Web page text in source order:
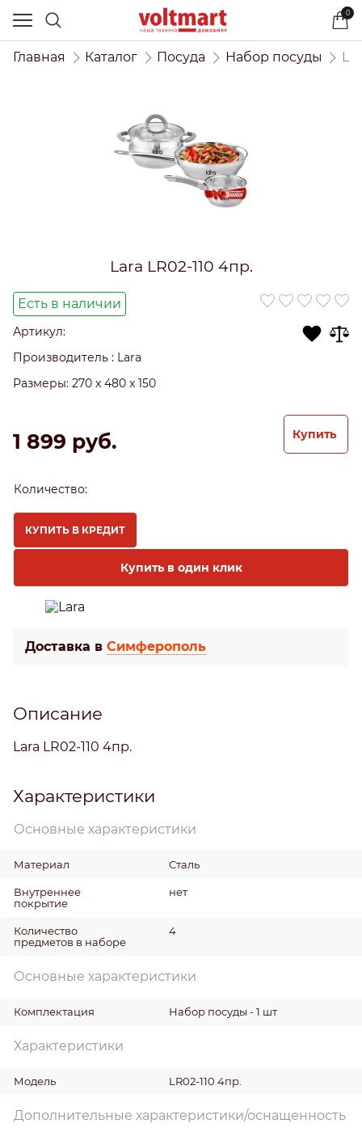
0
Главная Каталог Посуда Набор посуды
Lara LR02-110 4пр.
Есть в наличии
Артикул:
Производитель :
Lara
Размеры: 270 x 480 x 150
1 899 руб. Купить
Количество:
КУПИТЬ В КРЕДИТ
Купить в один клик
Доставка в Симферополь
Описание
Lara LR02-110 4пр.
Характеристики
Основные характеристики
Материал Сталь
Внутреннее
покрытие
нет
Количество
предметов в наборе
4
Основные характеристики
Комплектация Набор посуды - 1 шт
Характеристики
Модель LR02-110 4пр.
Дополнительные характеристики/оснащенность